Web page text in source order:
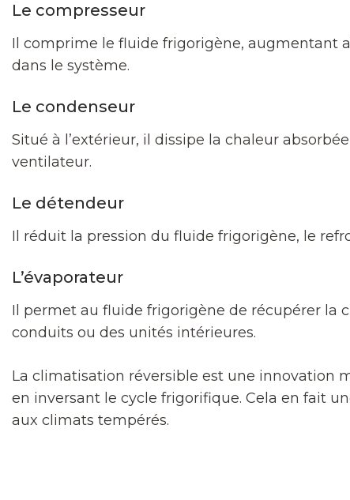
Le compresseur
Il comprime le fluide frigorigène, augmentant
dans le système.
Le condenseur
Situé à l’extérieur, il dissipe la chaleur
ventilateur.
Le détendeur
Il réduit la pression du fluide frigorigène, le
L’évaporateur
Il permet au fluide frigorigène de récupérer la
conduits ou des unités intérieures.
La climatisation réversible est une innovation
en inversant le cycle frigorifique. Cela en fait
aux climats tempérés.